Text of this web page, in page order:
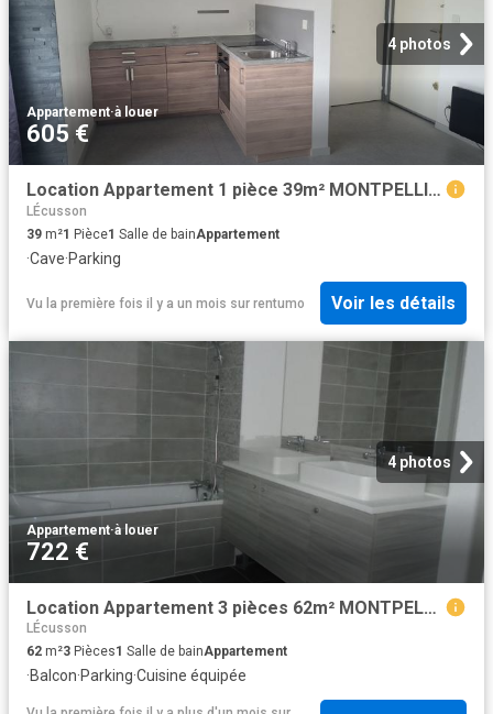
4 photos
Appartement·à louer
605 €
Location Appartement 1 pièce 39m² MONTPELLIER 34000
LÉcusson
39 m²1 Pièce1 Salle de bainAppartement
·Cave·Parking
Vu la première fois il y a un mois sur rentumo Voir les détails
4 photos
Appartement·à louer
722 €
Location Appartement 3 pièces 62m² MONTPELLIER 34080
LÉcusson
62 m²3 Pièces1 Salle de bainAppartement
·Balcon·Parking·Cuisine équipée